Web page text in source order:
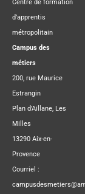
Centre de formation
d’apprentis
métropolitain
Campus des
métiers
200, rue Maurice
Estrangin
Plan d’Aillane, Les
Milles
13290 Aix-en-
Provence
Courriel :